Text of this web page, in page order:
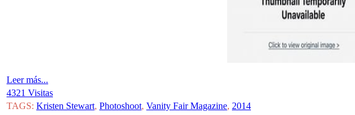
Leer más...
4321 Visitas
TAGS: Kristen Stewart, Photoshoot, Vanity Fair Magazine, 2014